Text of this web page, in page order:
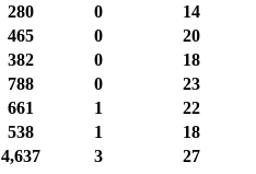
280 0
14
465 0
20
382 0
18
788 0
23
661 1
22
538 1
18
4,637 3
27